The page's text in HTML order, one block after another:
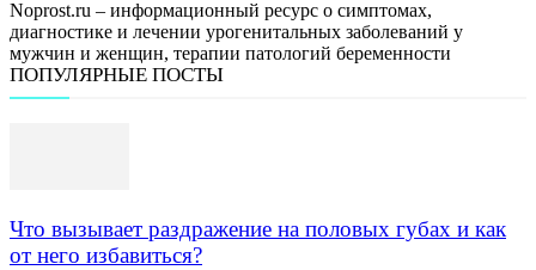
Noprost.ru – информационный ресурс о симптомах,
диагностике и лечении урогенитальных заболеваний у
мужчин и женщин, терапии патологий беременности
ПОПУЛЯРНЫЕ ПОСТЫ
Что вызывает раздражение на половых губах и как
от него избавиться?